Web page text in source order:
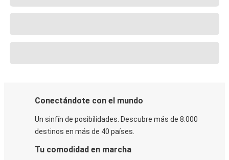
Conectándote con el mundo
Un sinfín de posibilidades. Descubre más de 8.000
destinos en más de 40 países.
Tu comodidad en marcha